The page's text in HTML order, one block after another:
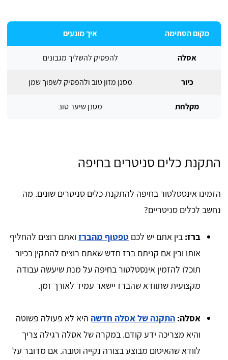
מקום הסתימה איך מונעים
אסלה להפסיק להשליך מגבונים
כיור מסנן מזון טוב ולהפסיק לשפוך שמן
מקלחת מסנן שיער טוב
התקנת כלים סניטרים בחיפה
הזמינו אינסטלטור בחיפה להתקנת כלים סניטרים שונים. מה
נחשב לכלים סניטריים?
ברז: בין אתם יש לכם טפטוף מהברז ואתם רוצים להחליף
אותו ובין אם קניתם ברז חדש שאתם רוצים להתקין בכיור
תוכלו להזמין אינסטלטור בחיפה על מנת שיעשה עבודה
מקצועית שתוודא שהברז יישאר עמיד לאורך זמן.
אסלה: התקנה של אסלה חדשה היא לא פעולה פשוטה
והיא מצריכה ידע קודם. במקרה של אסלה רגילה צריך
לוודא שהאיטום מבוצע בצורה נקייה וטובה. אם מדובר על